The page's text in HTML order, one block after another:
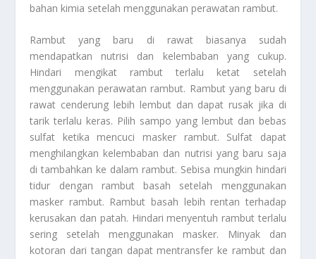
bahan kimia setelah menggunakan perawatan rambut.
Rambut yang baru di rawat biasanya sudah
mendapatkan nutrisi dan kelembaban yang cukup.
Hindari mengikat rambut terlalu ketat setelah
menggunakan perawatan rambut. Rambut yang baru di
rawat cenderung lebih lembut dan dapat rusak jika di
tarik terlalu keras. Pilih sampo yang lembut dan bebas
sulfat ketika mencuci masker rambut. Sulfat dapat
menghilangkan kelembaban dan nutrisi yang baru saja
di tambahkan ke dalam rambut. Sebisa mungkin hindari
tidur dengan rambut basah setelah menggunakan
masker rambut. Rambut basah lebih rentan terhadap
kerusakan dan patah. Hindari menyentuh rambut terlalu
sering setelah menggunakan masker. Minyak dan
kotoran dari tangan dapat mentransfer ke rambut dan